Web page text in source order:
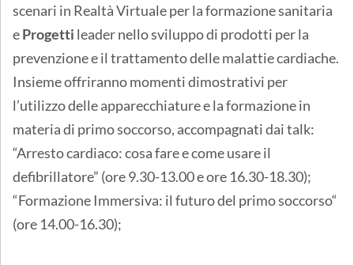
scenari in Realtà Virtuale per la formazione sanitaria
eProgetti leader nello sviluppo di prodotti per la
prevenzione e il trattamento delle malattie cardiache.
Insieme offriranno momenti dimostrativi per
l’utilizzo delle apparecchiature e la formazione in
materia di primo soccorso, accompagnati dai talk:
“Arresto cardiaco: cosa fare e come usare il
defibrillatore” (ore 9.30-13.00 e ore 16.30-18.30);
“Formazione Immersiva: il futuro del primo soccorso“
(ore 14.00-16.30);